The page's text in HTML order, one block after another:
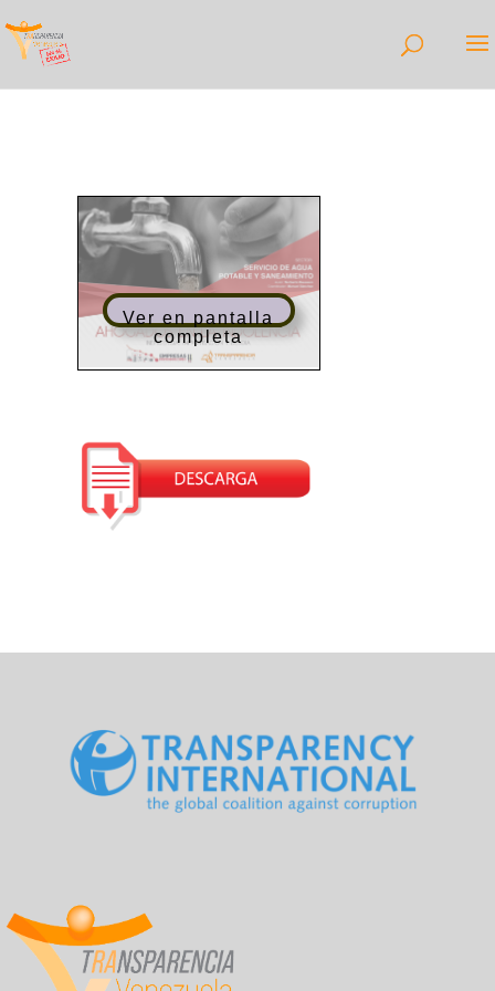
Ver en pantalla
completa